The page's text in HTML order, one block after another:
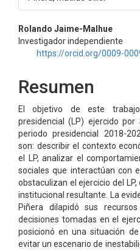
Contenido
principal
artículo
Rolando Jaime-Malhue
Investigador independiente
https://orcid.org/0009-
Resumen
El objetivo de este
presidencial (LP) ejercido
periodo presidencial 2018-
son: describir el contexto
el LP, analizar el
sociales que interactúan con
obstaculizan el ejercicio del
institucional resultante. La
Piñera dilapidó sus
decisiones tomadas en el
posicionó en una situación
evitar un escenario de